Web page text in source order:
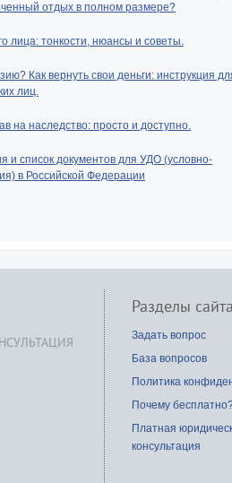
отдых в полном размере?
лица: тонкости, нюансы и советы.
Как вернуть свои деньги: инструкция
лиц.
на наследство: просто и доступно.
и список документов для УДО (условно-
в Российской Федерации
Разделы
Задать вопрос
База вопросов
Политика
Почему
Платная
консультация